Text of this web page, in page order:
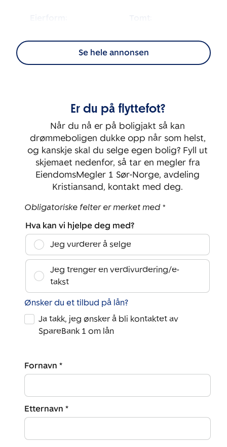
Energimerking:
BRA-i:
7
Soverom:
5
Se hele annonsen
Er du på flyttefot?
Når du nå er på boligjakt så kan
drømmeboligen dukke opp når som helst,
og kanskje skal du selge egen bolig? Fyll ut
skjemaet nedenfor, så tar en megler fra
EiendomsMegler 1 Sør-Norge, avdeling
Kristiansand, kontakt med deg.
Obligatoriske felter er merket med *
Hva kan vi hjelpe deg med?
Jeg vurderer å selge
Jeg trenger en verdivurdering/e-
takst
Ønsker du et tilbud på lån?
Ja takk, jeg ønsker å bli kontaktet av
SpareBank 1 om lån
Fornavn *
Etternavn *